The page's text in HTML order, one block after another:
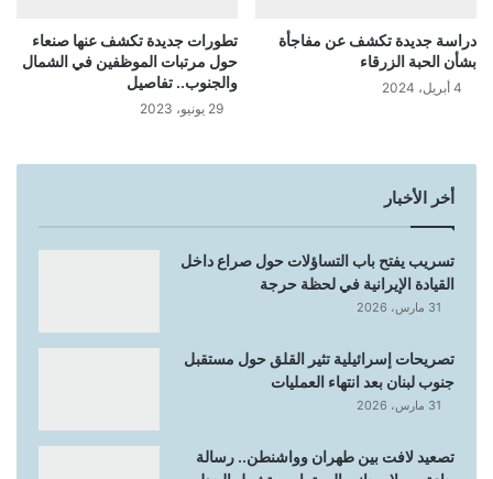
دراسة جديدة تكشف عن مفاجأة
بشأن الحبة الزرقاء
4 أبريل، 2024
تطورات جديدة تكشف عنها صنعاء
حول مرتبات الموظفين في الشمال
والجنوب.. تفاصيل
29 يونيو، 2023
أخر الأخبار
تسريب يفتح باب التساؤلات حول صراع داخل
القيادة الإيرانية في لحظة حرجة
31 مارس، 2026
تصريحات إسرائيلية تثير القلق حول مستقبل
جنوب لبنان بعد انتهاء العمليات
31 مارس، 2026
تصعيد لافت بين طهران وواشنطن.. رسالة